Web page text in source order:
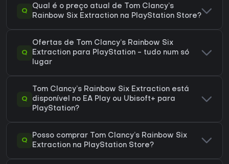
Q
Qual é o preço atual de Tom Clancy’s
Rainbow Six Extraction na PlayStation Store?
Q
Ofertas de Tom Clancy’s Rainbow Six
Extraction para PlayStation - tudo num só
lugar
Q
Tom Clancy’s Rainbow Six Extraction está
disponível no EA Play ou Ubisoft+ para
PlayStation?
Q
Posso comprar Tom Clancy’s Rainbow Six
Extraction na PlayStation Store?